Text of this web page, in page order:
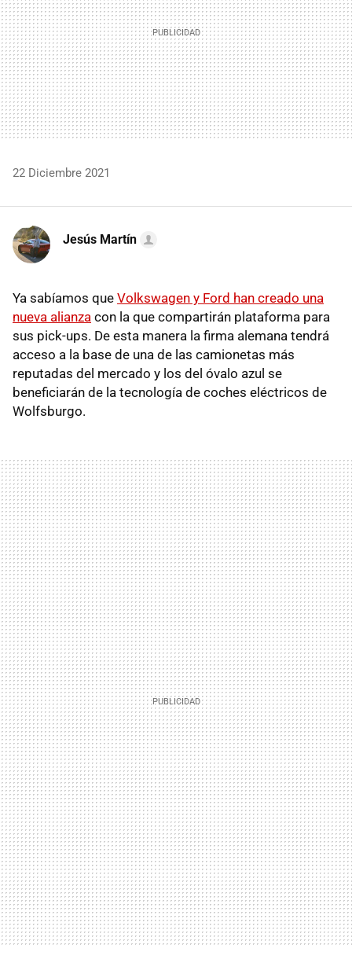
22 Diciembre 2021
Jesús Martín
Ya sabíamos que Volkswagen y Ford han creado una
nueva alianza con la que compartirán plataforma para
sus pick-ups. De esta manera la firma alemana tendrá
acceso a la base de una de las camionetas más
reputadas del mercado y los del óvalo azul se
beneficiarán de la tecnología de coches eléctricos de
Wolfsburgo.